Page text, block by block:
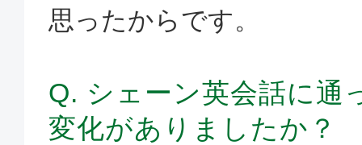
思ったからです。
Q. シェーン英会話に通
変化がありましたか？